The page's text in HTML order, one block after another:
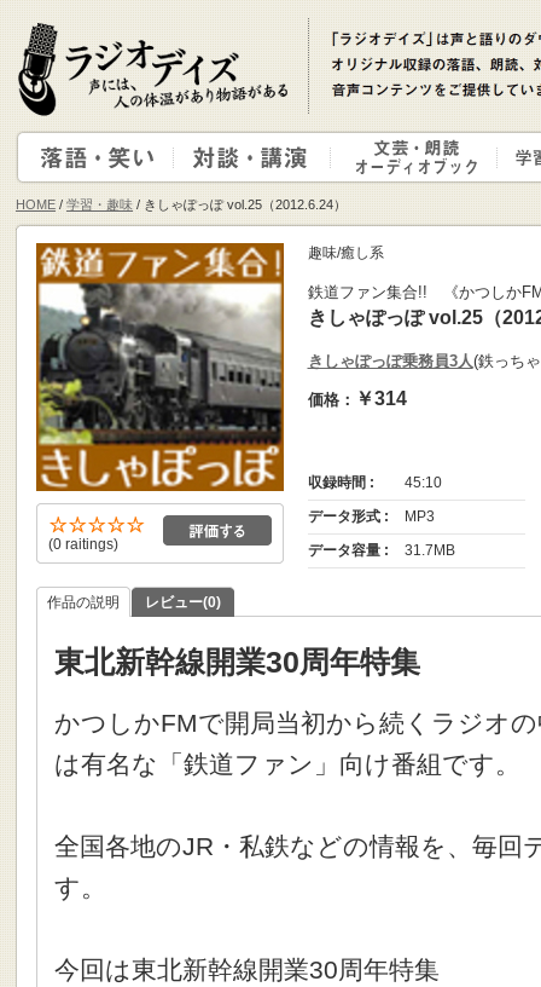
HOME / 学習・趣味 / きしゃぽっぽ vol.25（2012.6.24）
(0 raitings)
趣味/癒し系
鉄道ファン集合!! 《かつしか
きしゃぽっぽ vol.25（
きしゃぽっぽ乗務員3人(鉄っち
価格： ￥314
収録時間 :
45:10
データ形式 :
MP3
データ容量 :
31.7MB
作品の説明 レビュー(0)
東北新幹線開業30周年特集
かつしかFMで開局当初から続くラジオ
は有名な「鉄道ファン」向け番組です。
全国各地のJR・私鉄などの情報を、毎回
す。
今回は東北新幹線開業30周年特集